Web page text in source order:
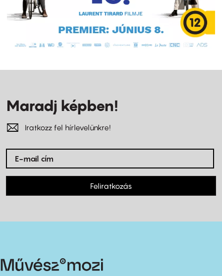
Maradj képben!
Iratkozz fel hírlevelünkre!
Feliratkozás